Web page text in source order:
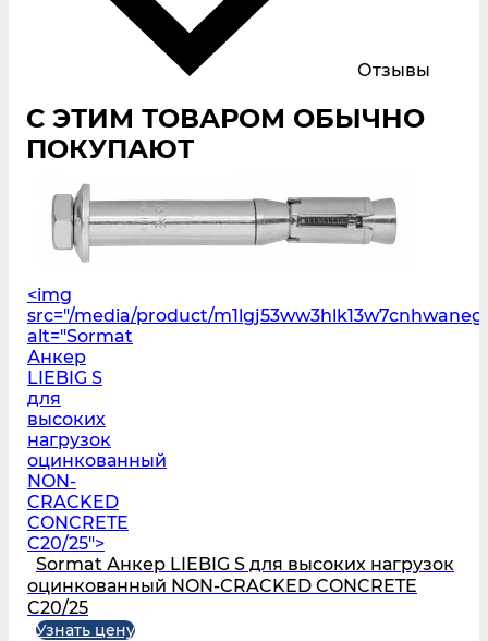
Отзывы
С ЭТИМ ТОВАРОМ ОБЫЧНО
ПОКУПАЮТ
<img
src="/media/product/
alt="Sormat
Анкер
LIEBIG S
для
высоких
нагрузок
оцинкованный
NON-
CRACKED
CONCRETE
C20/25">
Sormat Анкер LIEBIG S для высоких нагрузок
оцинкованный NON-CRACKED CONCRETE
C20/25
Узнать цену